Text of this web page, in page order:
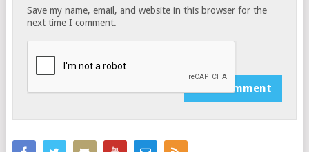
Save my name, email, and website in this browser for the
next time I comment.